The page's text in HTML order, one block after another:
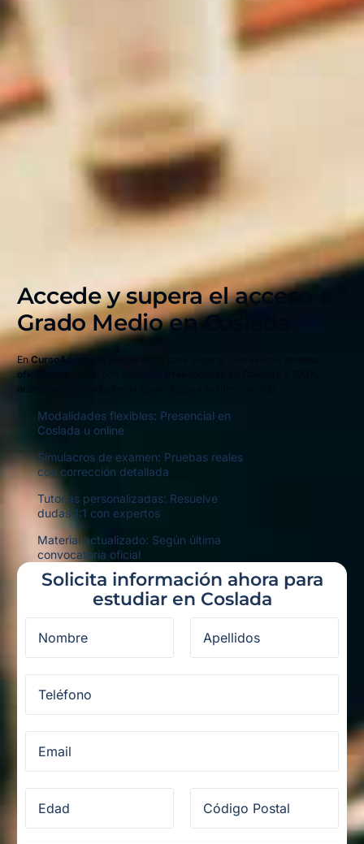
Accede y supera el acceso a
Grado Medio enCoslada
EnCursoAcceso
oficial de acceso
Modalidades flexibles: Presencial en
Coslada u online
Simulacros de examen: Pruebas reales
con corrección detallada
Tutorías personalizadas: Resuelve
dudas 1:1 con expertos
Material actualizado: Según última
convocatoria oficial
Solicita información ahora para
estudiar en Coslada